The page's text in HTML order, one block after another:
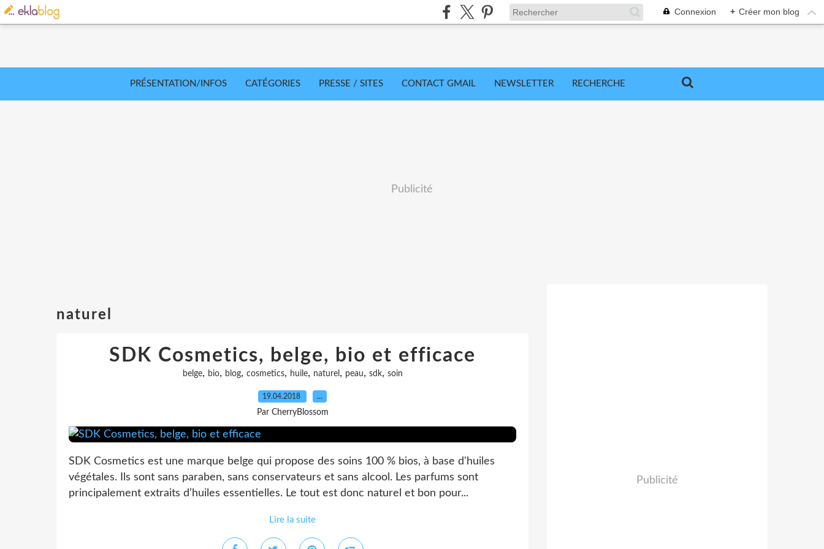
Connexion + Créer mon blog
PRÉSENTATION/INFOS CATÉGORIES PRESSE / SITES CONTACT GMAIL NEWSLETTER RECHERCHE
Publicité
naturel
SDK Cosmetics, belge, bio et efficace
belge, bio, blog, cosmetics, huile, naturel, peau, sdk, soin
19.04.2018 …
Par CherryBlossom
SDK Cosmetics est une marque belge qui propose des soins 100 % bios, à base d'huiles
végétales. Ils sont sans paraben, sans conservateurs et sans alcool. Les parfums sont
principalement extraits d’huiles essentielles. Le tout est donc naturel et bon pour...
Lire la suite
Publicité